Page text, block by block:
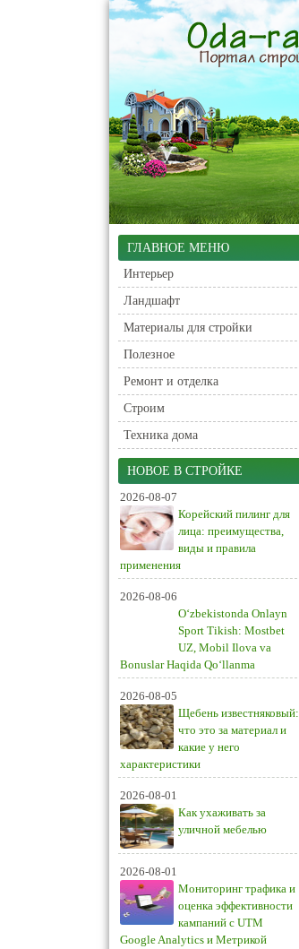
ГЛАВНОЕ МЕНЮ
Интерьер
Ландшафт
Материалы для стройки
Полезное
Ремонт и отделка
Строим
Техника дома
НОВОЕ В СТРОЙКЕ
2026-08-07
Корейский пилинг для
лица: преимущества,
виды и правила
применения
2026-08-06
O‘zbekistonda Onlayn
Sport Tikish: Mostbet
UZ, Mobil Ilova va
Bonuslar Haqida Qo‘llanma
2026-08-05
Щебень известняковый:
что это за материал и
какие у него
характеристики
2026-08-01
Как ухаживать за
уличной мебелью
2026-08-01
Мониторинг трафика и
оценка эффективности
кампаний с UTM
Google Analytics и Метрикой